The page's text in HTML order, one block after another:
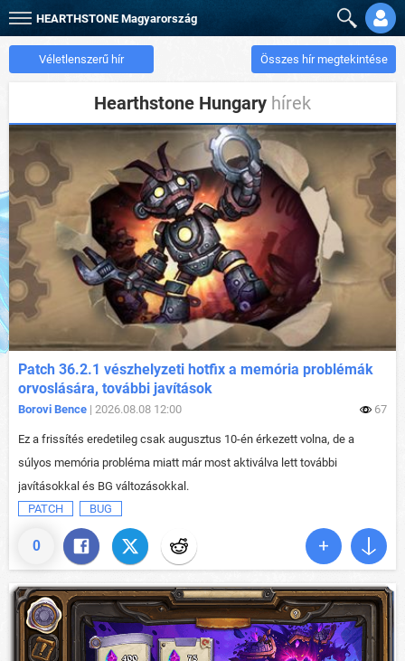
HEARTHSTONE Magyarország
Véletlenszerű hír Összes hír megtekintése
Hearthstone Hungary hírek
0
Patch 36.2.1 vészhelyzeti hotfix a memória problémák
orvoslására, további javítások
Borovi Bence | 2026.08.08 12:00 67
Ez a frissítés eredetileg csak augusztus 10-én érkezett volna, de a
súlyos memória probléma miatt már most aktiválva lett további
javításokkal és BG változásokkal.
PATCH
BUG